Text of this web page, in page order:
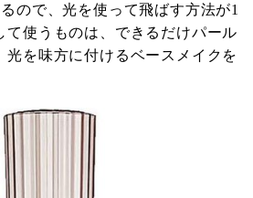
ので、光を使って飛ばす方法が1
て使うものは、できるだけパール
光を味方に付けるベースメイクを